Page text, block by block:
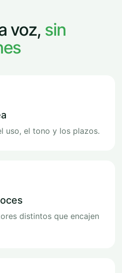
voz, sin
uso, el tono y los plazos.
distintos que encajen